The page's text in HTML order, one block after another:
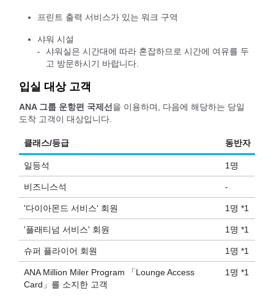
프린트 출력 서비스가 있는 워크 구역
샤워 시설
샤워실은 시간대에 따라 혼잡하므로 시간에 여유를 두
고 방문하시기 바랍니다.
입실 대상 고객
ANA 그룹 운항편 국제선 을 이용하며, 다음에 해당하는 당일
도착 고객이 대상입니다.
클래스/등급 동반자
일등석 1명
비즈니스석 -
'다이아몬드 서비스' 회원 1명 *1
'플래티넘 서비스' 회원 1명 *1
슈퍼 플라이어 회원 1명 *1
ANA Million Miler Program 「Lounge Access
Card」를 소지한 고객
1명 *1